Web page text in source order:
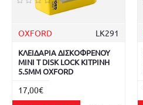
OXFORD LK291
ΚΛΕΙΔΑΡΙΑ ΔΙΣΚΟΦΡΕΝΟΥ
MINI T DISK LOCK ΚΙΤΡΙΝΗ
5.5MM OXFORD
17,00€